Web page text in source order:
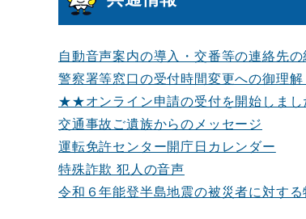
自動音声案内の導入・交番等の連絡先
警察署等窓口の受付時間変更への御理
★★オンライン申請の受付を開始しま
交通事故ご遺族からのメッセージ
運転免許センター開庁日カレンダー
特殊詐欺 犯人の音声
令和６年能登半島地震の被災者に対す